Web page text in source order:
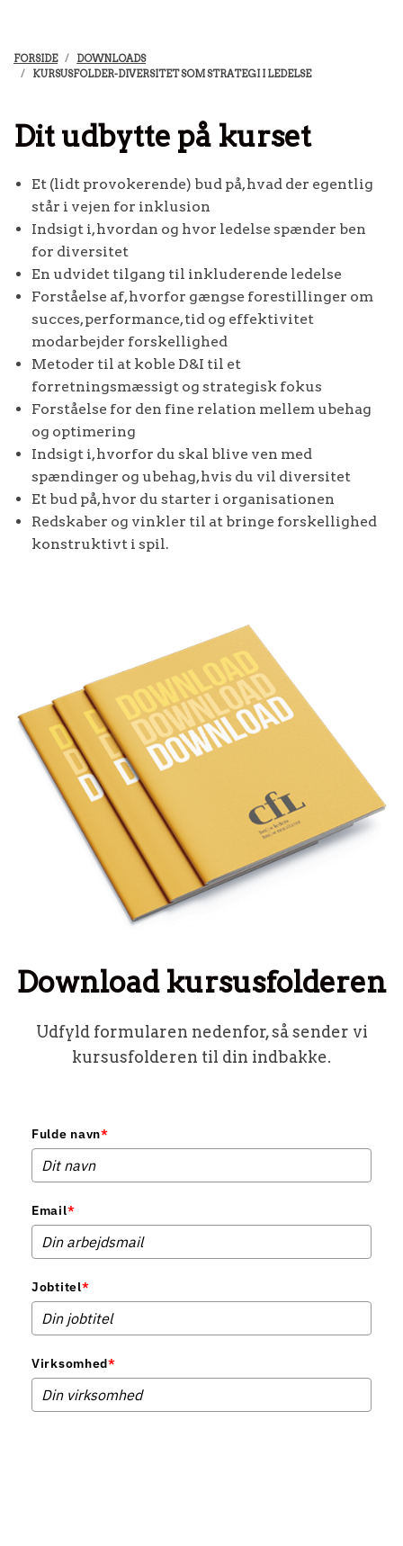
FORSIDE
DOWNLOADS
KURSUSFOLDER-DIVERSITET SOM STRATEGI I LEDELSE
Dit udbytte på kurset
Et (lidt provokerende) bud på, hvad der egentlig
står i vejen for inklusion
Indsigt i, hvordan og hvor ledelse spænder ben
for diversitet
En udvidet tilgang til inkluderende ledelse
Forståelse af, hvorfor gængse forestillinger om
succes, performance, tid og effektivitet
modarbejder forskellighed
Metoder til at koble D&I til et
forretningsmæssigt og strategisk fokus
Forståelse for den fine relation mellem ubehag
og optimering
Indsigt i, hvorfor du skal blive ven med
spændinger og ubehag, hvis du vil diversitet
Et bud på, hvor du starter i organisationen
Redskaber og vinkler til at bringe forskellighed
konstruktivt i spil.
Download kursusfolderen
Udfyld formularen nedenfor, så sender vi
kursusfolderen til din indbakke.
Fulde navn*
Email*
Jobtitel*
Virksomhed*